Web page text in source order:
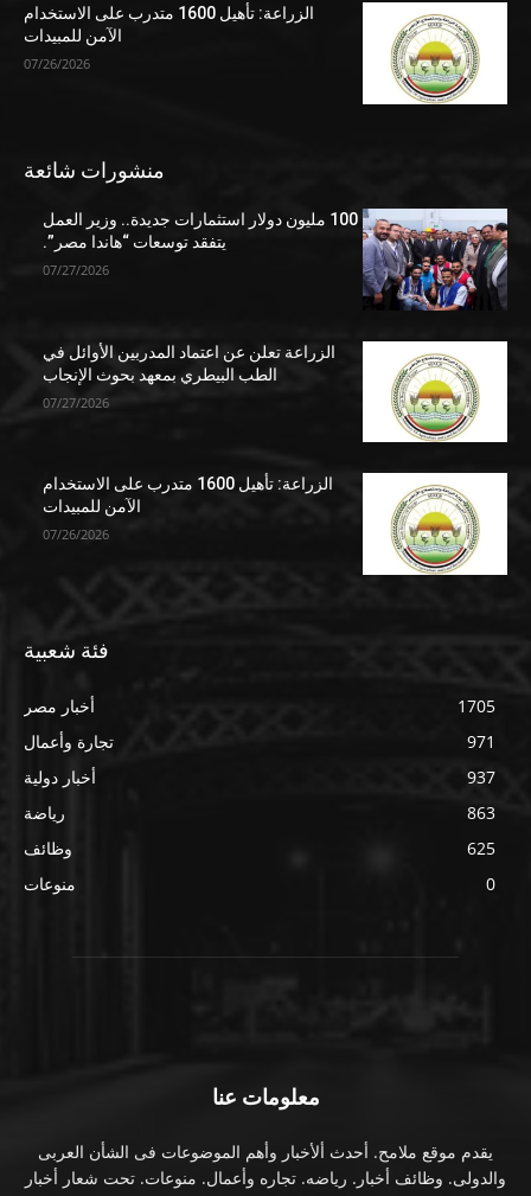
الزراعة: تأهيل 1600 متدرب على الاستخدام
الآمن للمبيدات
07/26/2026
منشورات شائعة
100 مليون دولار استثمارات جديدة.. وزير العمل
يتفقد توسعات “هاندا مصر”.
07/27/2026
الزراعة تعلن عن اعتماد المدربين الأوائل في
الطب البيطري بمعهد بحوث الإنجاب
07/27/2026
الزراعة: تأهيل 1600 متدرب على الاستخدام
الآمن للمبيدات
07/26/2026
فئة شعبية
أخبار مصر
1705
تجارة وأعمال
971
أخبار دولية
937
رياضة
863
وظائف
625
منوعات
0
معلومات عنا
يقدم موقع ملامح. أحدث ألأخبار وأهم الموضوعات فى الشأن العربى
والدولى. وظائف أخبار. رياضه. تجاره وأعمال. منوعات. تحت شعار أخبار